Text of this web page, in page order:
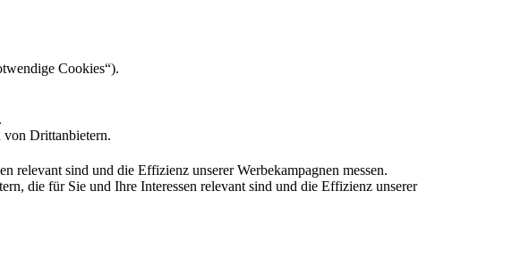
Cookies“).
von Drittanbietern.
relevant sind und die Effizienz unserer Werbekampagnen messen.
die für Sie und Ihre Interessen relevant sind und die Effizienz unserer